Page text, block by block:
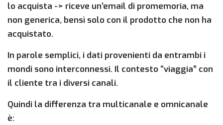
lo acquista -> riceve un’email di promemoria, ma
non generica, bensì solo con il prodotto che non ha
acquistato.
In parole semplici, i dati provenienti da entrambi i
mondi sono interconnessi. Il contesto “viaggia” con
il cliente tra i diversi canali.
Quindi la differenza tra multicanale e omnicanale
è: